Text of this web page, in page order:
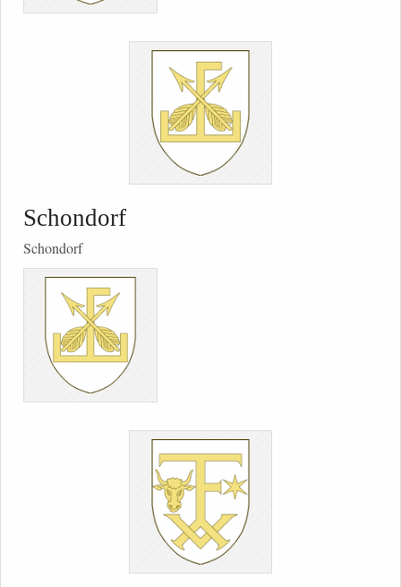
Schondorf
Schondorf